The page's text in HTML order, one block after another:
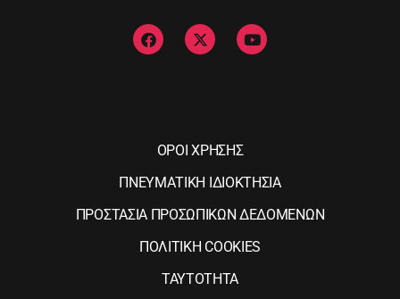
ΟΡΟΙ ΧΡΗΣΗΣ
ΠΝΕΥΜΑΤΙΚΗ ΙΔΙΟΚΤΗΣΙΑ
ΠΡΟΣΤΑΣΙΑ ΠΡΟΣΩΠΙΚΩΝ ΔΕΔΟΜΕΝΩΝ
ΠΟΛΙΤΙΚΗ COOKIES
ΤΑΥΤΟΤΗΤΑ